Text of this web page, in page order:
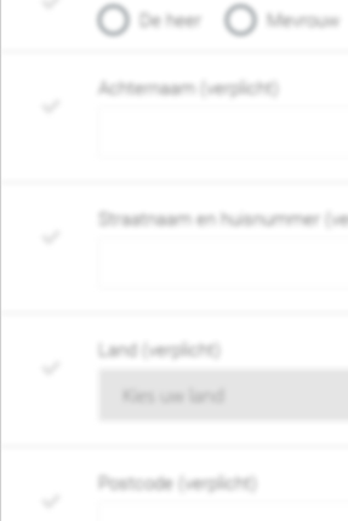
De heer
Mevrouw
Achternaam (verplicht)
Straatnaam en huisnummer
Land (verplicht)
Postcode (verplicht)